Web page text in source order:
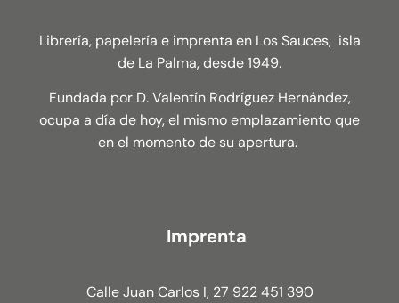
Librería, papelería e imprenta en Los Sauces, isla
de La Palma, desde 1949.
Fundada por D. Valentín Rodríguez Hernández,
ocupa a día de hoy, el mismo emplazamiento que
en el momento de su apertura.
Imprenta
Calle Juan Carlos I, 27 922 451 390